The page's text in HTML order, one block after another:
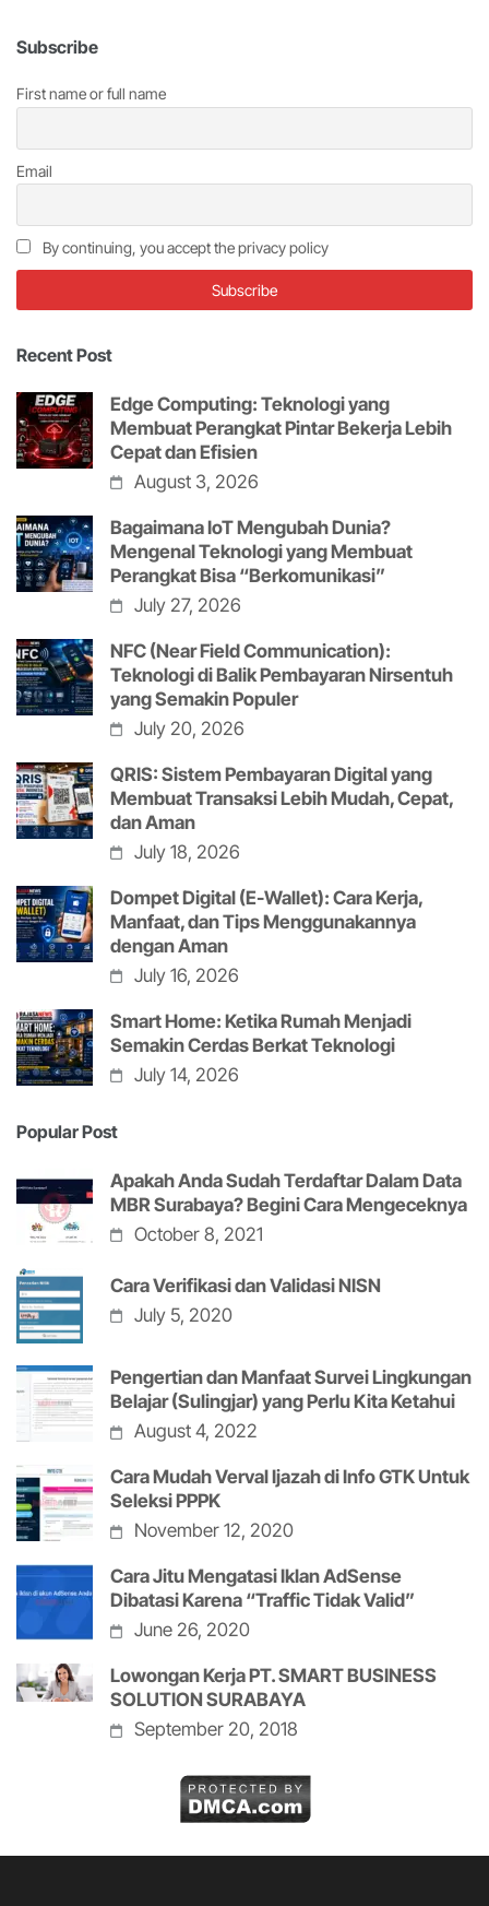
Subscribe
First name or full name
Email
By continuing, you accept the privacy policy
Recent Post
Edge Computing: Teknologi yang
Membuat Perangkat Pintar Bekerja Lebih
Cepat dan Efisien
August 3, 2026
Bagaimana IoT Mengubah Dunia?
Mengenal Teknologi yang Membuat
Perangkat Bisa “Berkomunikasi”
July 27, 2026
NFC (Near Field Communication):
Teknologi di Balik Pembayaran Nirsentuh
yang Semakin Populer
July 20, 2026
QRIS: Sistem Pembayaran Digital yang
Membuat Transaksi Lebih Mudah, Cepat,
dan Aman
July 18, 2026
Dompet Digital (E-Wallet): Cara Kerja,
Manfaat, dan Tips Menggunakannya
dengan Aman
July 16, 2026
Smart Home: Ketika Rumah Menjadi
Semakin Cerdas Berkat Teknologi
July 14, 2026
Popular Post
Apakah Anda Sudah Terdaftar Dalam Data
MBR Surabaya? Begini Cara Mengeceknya
October 8, 2021
Cara Verifikasi dan Validasi NISN
July 5, 2020
Pengertian dan Manfaat Survei Lingkungan
Belajar (Sulingjar) yang Perlu Kita Ketahui
August 4, 2022
Cara Mudah Verval Ijazah di Info GTK Untuk
Seleksi PPPK
November 12, 2020
Cara Jitu Mengatasi Iklan AdSense
Dibatasi Karena “Traffic Tidak Valid”
June 26, 2020
Lowongan Kerja PT. SMART BUSINESS
SOLUTION SURABAYA
September 20, 2018